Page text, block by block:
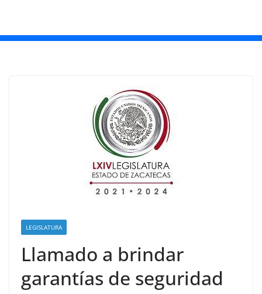
LEGISLATURA
Llamado a brindar
garantías de seguridad